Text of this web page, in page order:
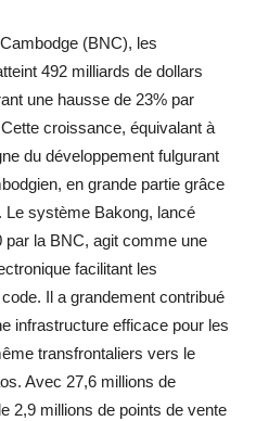
(BNC), les
492 milliards de dollars
une hausse de 23% par
croissance, équivalant à
du développement fulgurant
en grande partie grâce
Le système Bakong, lancé
par la BNC, agit comme une
facilitant les
Il a grandement contribué
infrastructure efficace pour les
transfrontaliers vers le
Avec 27,6 millions de
2,9 millions de points de vente